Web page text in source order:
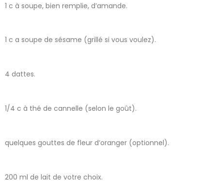
1 c à soupe, bien remplie, d’amande.
1 c a soupe de sésame (grillé si vous voulez).
4 dattes.
1/4 c à thé de cannelle (selon le goût).
quelques gouttes de fleur d’oranger (optionnel).
200 ml de lait de votre choix.